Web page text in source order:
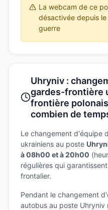
La webcam de ce
désactivée depuis
guerre
Uhryniv :
gardes-frontière
frontière
combien de
Le changement d'équipe
ukrainiens au poste
à 08h00 et à 20h00
régulières qui
frontalier.
Pendant le changement
autobus au poste